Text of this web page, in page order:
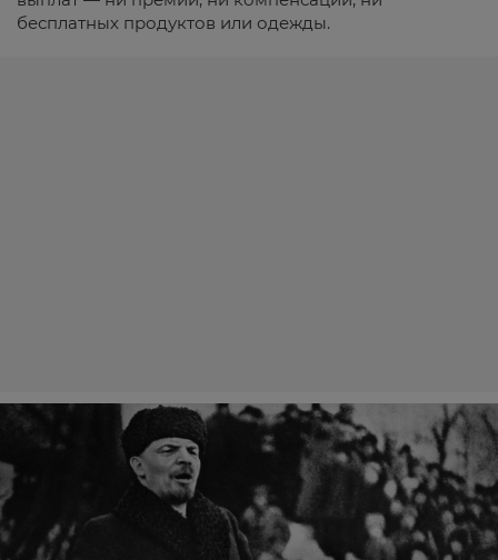
бесплатных продуктов или одежды.